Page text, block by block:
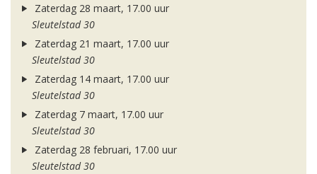
Zaterdag 28 maart, 17.00 uur
Sleutelstad 30
Zaterdag 21 maart, 17.00 uur
Sleutelstad 30
Zaterdag 14 maart, 17.00 uur
Sleutelstad 30
Zaterdag 7 maart, 17.00 uur
Sleutelstad 30
Zaterdag 28 februari, 17.00 uur
Sleutelstad 30